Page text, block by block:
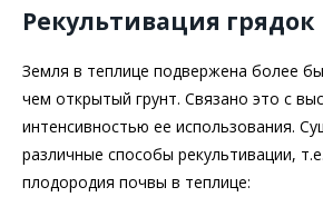
Рекультивация грядок
Земля в теплице подвержена более
чем открытый грунт. Связано это с
интенсивностью ее использования.
различные способы рекультивации,
плодородия почвы в теплице: